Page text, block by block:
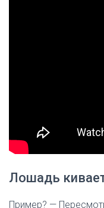
Лошадь
Пример? —